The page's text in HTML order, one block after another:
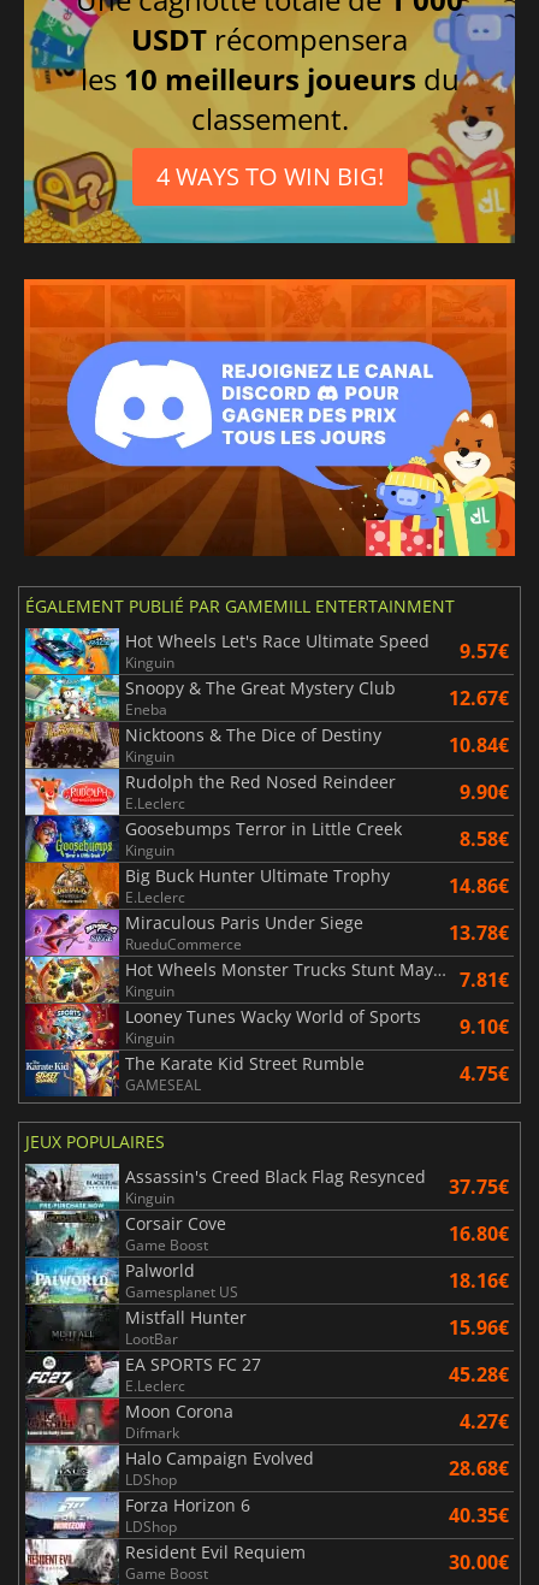
USDT récompensera
les 10 meilleurs joueurs du
classement.
4 WAYS TO WIN BIG!
ÉGALEMENT PUBLIÉ PAR GAMEMILL ENTERTAINMENT
Hot Wheels Let's Race Ultimate Speed
Kinguin 9.57€
Snoopy & The Great Mystery Club
Eneba 12.67€
Nicktoons & The Dice of Destiny
Kinguin 10.84€
Rudolph the Red Nosed Reindeer
E.Leclerc 9.90€
Goosebumps Terror in Little Creek
Kinguin 8.58€
Big Buck Hunter Ultimate Trophy
E.Leclerc 14.86€
Miraculous Paris Under Siege
RueduCommerce 13.78€
Hot Wheels Monster Trucks Stunt Mayhem
Kinguin 7.81€
Looney Tunes Wacky World of Sports
Kinguin 9.10€
The Karate Kid Street Rumble
GAMESEAL 4.75€
JEUX POPULAIRES
Assassin's Creed Black Flag Resynced
Kinguin 37.75€
Corsair Cove
Game Boost 16.80€
Palworld
Gamesplanet US 18.16€
Mistfall Hunter
LootBar 15.96€
EA SPORTS FC 27
E.Leclerc 45.28€
Moon Corona
Difmark 4.27€
Halo Campaign Evolved
LDShop 28.68€
Forza Horizon 6
LDShop 40.35€
Resident Evil Requiem
Game Boost 30.00€